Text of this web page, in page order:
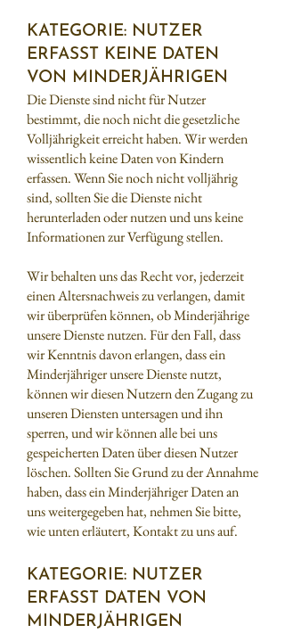
KATEGORIE: NUTZER
ERFASST KEINE DATEN
VON MINDERJÄHRIGEN
Die Dienste sind nicht für Nutzer
bestimmt, die noch nicht die gesetzliche
Volljährigkeit erreicht haben. Wir werden
wissentlich keine Daten von Kindern
erfassen. Wenn Sie noch nicht volljährig
sind, sollten Sie die Dienste nicht
herunterladen oder nutzen und uns keine
Informationen zur Verfügung stellen.
Wir behalten uns das Recht vor, jederzeit
einen Altersnachweis zu verlangen, damit
wir überprüfen können, ob Minderjährige
unsere Dienste nutzen. Für den Fall, dass
wir Kenntnis davon erlangen, dass ein
Minderjähriger unsere Dienste nutzt,
können wir diesen Nutzern den Zugang zu
unseren Diensten untersagen und ihn
sperren, und wir können alle bei uns
gespeicherten Daten über diesen Nutzer
löschen. Sollten Sie Grund zu der Annahme
haben, dass ein Minderjähriger Daten an
uns weitergegeben hat, nehmen Sie bitte,
wie unten erläutert, Kontakt zu uns auf.
KATEGORIE: NUTZER
ERFASST DATEN VON
MINDERJÄHRIGEN